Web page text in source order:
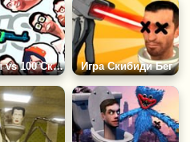
Игра Ты vs 100 Скибиди Туалетов Игра Скибиди Бег